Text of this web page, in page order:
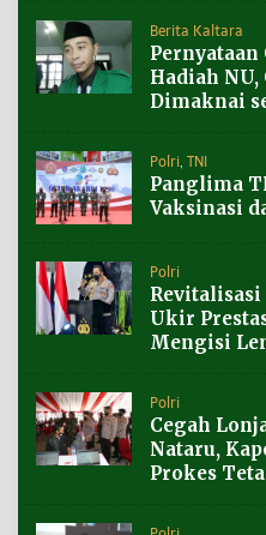
Berita Kaltara
Pernyataan
Hadiah NU,
Dimaknai
Polri, TNI
Panglima
Vaksinasi
Polri
Ukir
Mengisi
Polri
Cegah
Nataru,
Prokes